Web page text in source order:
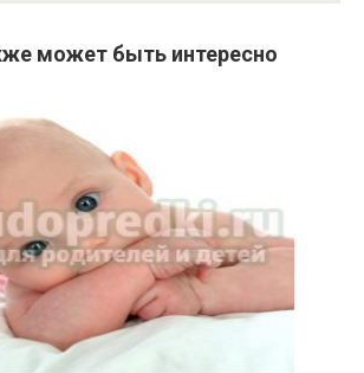
может быть интересно